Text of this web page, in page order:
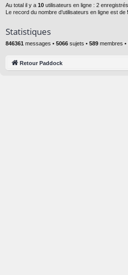
Au total il y a 10 utilisateurs en ligne : 2
Le record du nombre d’utilisateurs en ligne est de
Statistiques
846361 messages • 5066 sujets • 589 membres
Retour Paddock